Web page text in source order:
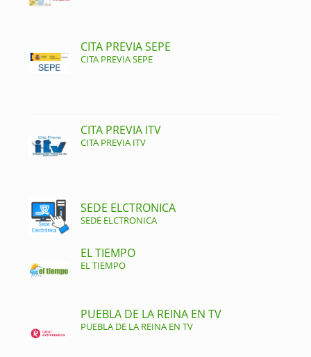
CITA PREVIA SEPE
CITA PREVIA SEPE
CITA PREVIA ITV
CITA PREVIA ITV
SEDE ELCTRONICA
SEDE ELCTRONICA
EL TIEMPO
EL TIEMPO
PUEBLA DE LA REINA EN TV
PUEBLA DE LA REINA EN TV